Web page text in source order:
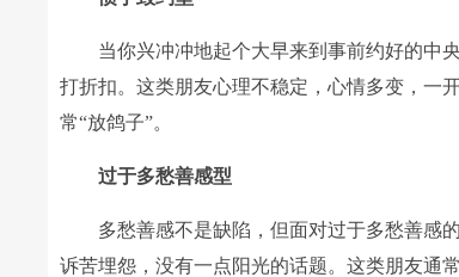
当你兴冲冲地起个大早来到事前约好的中央
打折扣。这类朋友心理不稳定，心情多变，一
常“放鸽子”。
过于多愁善感型
多愁善感不是缺陷，但面对过于多愁善感的
诉苦埋怨，没有一点阳光的话题。这类朋友通